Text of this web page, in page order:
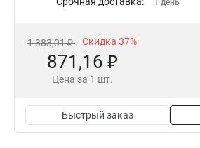
1 день
1 383,01 ₽ Скидка 37%
871,16 ₽
Цена за 1 шт.
Быстрый заказ